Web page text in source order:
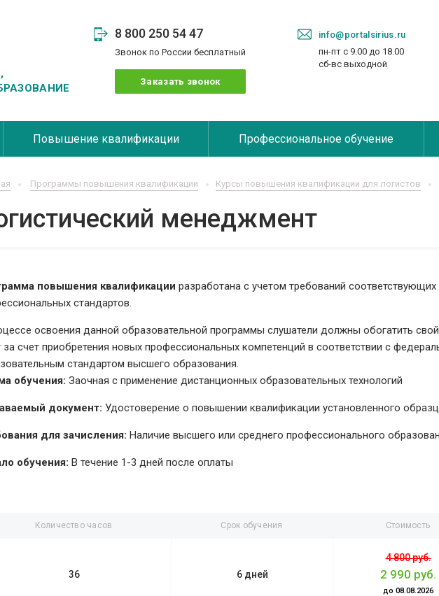
8 800 250 54 47
Звонок по России бесплатный
Заказать звонок
info@portalsirius.ru
пн-пт с 9.00 до 18.00
сб-вс выходной
Повышение квалификации Профессиональное обучение
Программы повышения квалификации Курсы повышения квалификации для логистов
менеджмент
повышения квалификации разработана с учетом требований
стандартов.
освоения данной образовательной программы слушатели должны обогатить свой
счет приобретения новых профессиональных компетенций в соответствии с
стандартом высшего образования.
обучения: Заочная с применение дистанционных образовательных технологий
документ: Удостоверение о повышении квалификации установленного
для зачисления: Наличие высшего или среднего профессионального
обучения: В течение 1-3 дней после оплаты
Количество часов Срок обучения Стоимость
36 6 дней
4 800 руб.
2 990 руб.
до 08.08.2026